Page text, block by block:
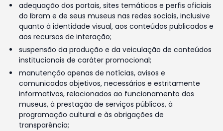
adequação dos portais, sites temáticos e perfis oficiais
do Ibram e de seus museus nas redes sociais, inclusive
quanto à identidade visual, aos conteúdos publicados e
aos recursos de interação;
suspensão da produção e da veiculação de conteúdos
institucionais de caráter promocional;
manutenção apenas de notícias, avisos e
comunicados objetivos, necessários e estritamente
informativos, relacionados ao funcionamento dos
museus, à prestação de serviços públicos, à
programação cultural e às obrigações de
transparência;